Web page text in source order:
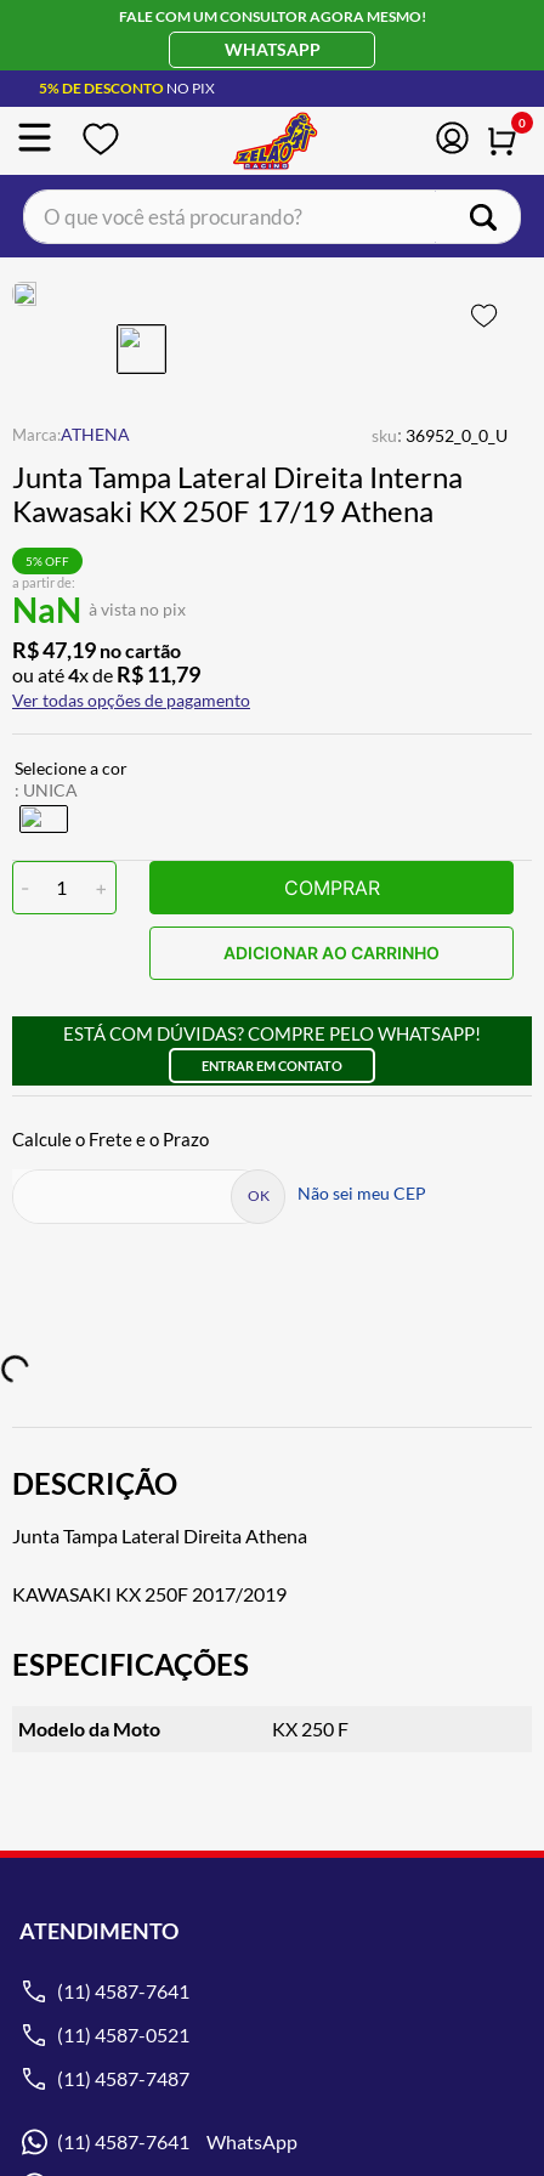
FALE COM UM CONSULTOR AGORA MESMO!
WHATSAPP
5% DE DESCONTO NO PIX
0
O que você está procurando?
ATHENA sku: 36952_0_0_U
Junta Tampa Lateral Direita Interna
Kawasaki KX 250F 17/19 Athena
a partir de:
NaN à vista no pix
5% OFF
R$47,19 no cartão
ou até4x de R$11,79
Ver todas opções de pagamento
: UNICA
- 1 + COMPRAR
ADICIONAR AO CARRINHO
ESTÁ COM DÚVIDAS? COMPRE PELO WHATSAPP!
ENTRAR EM CONTATO
Não sei meu CEP
DESCRIÇÃO
Junta Tampa Lateral Direita Athena
KAWASAKI KX 250F 2017/2019
ESPECIFICAÇÕES
Modelo da Moto KX 250 F
ATENDIMENTO
(11) 4587-7641
(11) 4587-0521
(11) 4587-7487
(11) 4587-7641 WhatsApp
BOTA
4º ÓCULOS SOLAR
5º LUVA
6º BAU
7º
8 º AIROH
9º CALÇA
10º BOTAS